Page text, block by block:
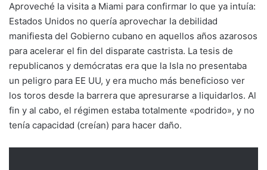
Aproveché la visita a Miami para confirmar lo que ya intuía:
Estados Unidos no quería aprovechar la debilidad
manifiesta del Gobierno cubano en aquellos años azarosos
para acelerar el fin del disparate castrista. La tesis de
republicanos y demócratas era que la Isla no presentaba
un peligro para EE UU, y era mucho más beneficioso ver
los toros desde la barrera que apresurarse a liquidarlos. Al
fin y al cabo, el régimen estaba totalmente «podrido», y no
tenía capacidad (creían) para hacer daño.